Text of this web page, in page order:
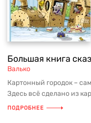
Большая книга
Валько
Картонный городок –
Здесь всё сделано из
ПОДРОБНЕЕ